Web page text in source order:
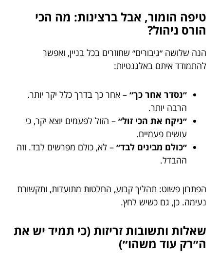
טיפה הומור, אבל ברצינות: מה הכי
הורס ניהול?
הנה שלושה ״גיבורים״ שחוזרים בכל בניין, ואפשר
להתמודד איתם באלגנטיות:
״נסדר אחר כך״ – אחר כך בדרך כלל יקר יותר.
הרבה יותר.
״ניקח את הכי זול״ – הזול לפעמים יוצא יקר, כי
עושים פעמיים.
״כולם מבינים לבד״ – לא, כולם מפרשים לבד. וזה
ההבדל.
הפתרון פשוט: תהליך קבוע, החלטות מתועדות, ותקשורת
נעימה. כן, גם כשיש לחץ.
שאלות ותשובות זריזות (כי תמיד יש את
ה״רק עוד משהו״)